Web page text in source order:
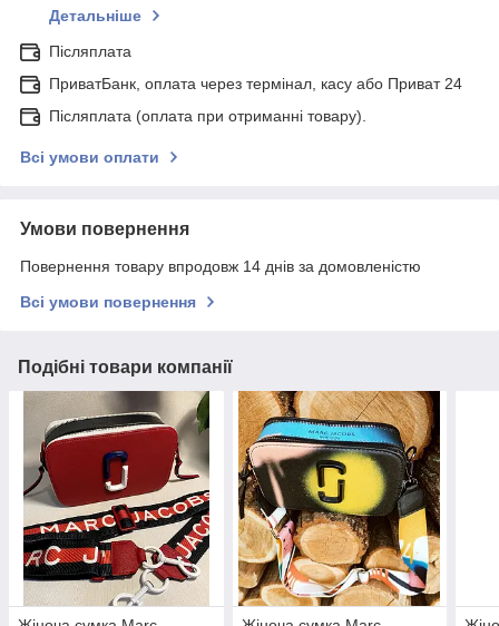
Детальніше
Післяплата
ПриватБанк, оплата через термінал, касу або Приват 24
Післяплата (оплата при отриманні товару).
Всі умови оплати
Умови повернення
Повернення товару впродовж 14 днів за домовленістю
Всі умови повернення
Подібні товари компанії